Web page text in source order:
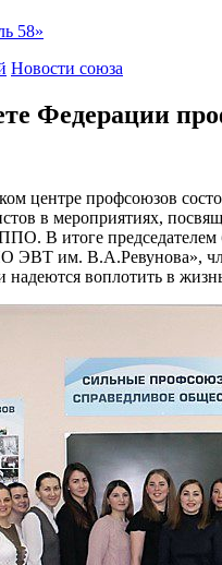
58»
Новости союза
Федерации
центре профсоюзов
в мероприятиях,
В итоге председателем
им. В.А.Ревунова»,
воплотить в